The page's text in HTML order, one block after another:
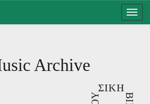
Archive